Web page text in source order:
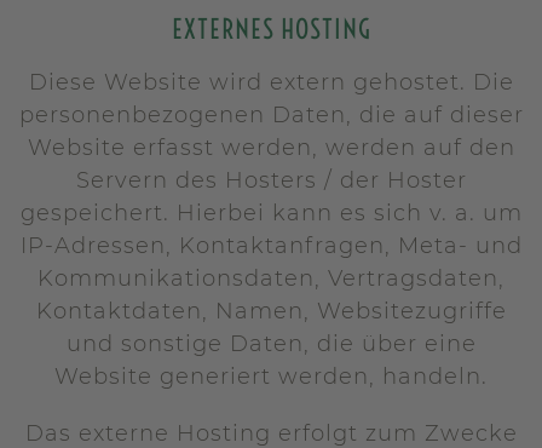
EXTERNES HOSTING
Diese Website wird extern gehostet. Die
personenbezogenen Daten, die auf dieser
Website erfasst werden, werden auf den
Servern des Hosters / der Hoster
gespeichert. Hierbei kann es sich v. a. um
IP-Adressen, Kontaktanfragen, Meta- und
Kommunikationsdaten, Vertragsdaten,
Kontaktdaten, Namen, Websitezugriffe
und sonstige Daten, die über eine
Website generiert werden, handeln.
Das externe Hosting erfolgt zum Zwecke